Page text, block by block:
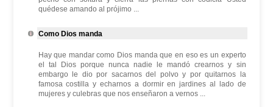
quédese amando al prójimo ...
Como Dios manda
Hay que mandar como Dios manda que en eso es un experto
el tal Dios porque nunca nadie le mandó crearnos y sin
embargo le dio por sacarnos del polvo y por quitarnos la
famosa costilla y echarnos a dormir en jardines al lado de
mujeres y culebras que nos enseñaron a vernos ...